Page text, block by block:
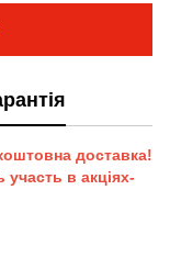
доставка!
в акціях-